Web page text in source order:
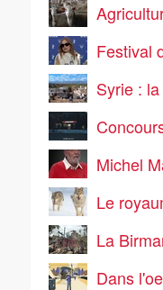
Festival
Syrie :
Michel
Le
La
Dans